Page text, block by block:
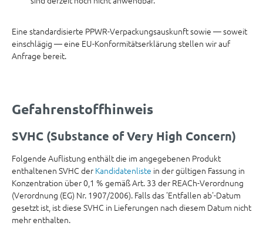
Eine standardisierte PPWR-Verpackungsauskunft sowie — soweit
einschlägig — eine EU-Konformitätserklärung stellen wir auf
Anfrage bereit.
Gefahrenstoffhinweis
SVHC (Substance of Very High Concern)
Folgende Auflistung enthält die im angegebenen Produkt
enthaltenen SVHC der Kandidatenliste in der gültigen Fassung in
Konzentration über 0,1 % gemäß Art. 33 der REACh-Verordnung
(Verordnung (EG) Nr. 1907/2006). Falls das 'Entfallen ab'-Datum
gesetzt ist, ist diese SVHC in Lieferungen nach diesem Datum nicht
mehr enthalten.